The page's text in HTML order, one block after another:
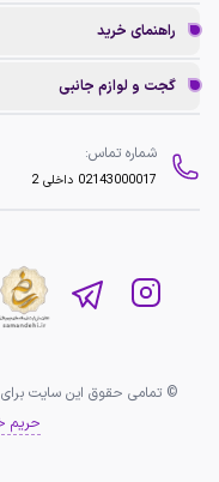
راهنمای خرید
گجت و لوازم جانبی
شماره تماس:
02143000017 داخلی 2
© تمامی حقوق این سایت